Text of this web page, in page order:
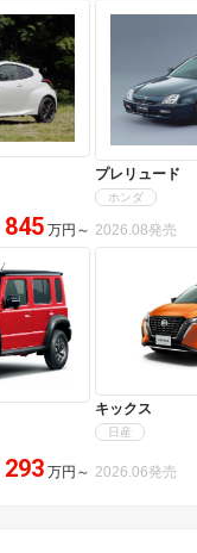
845 万円 ～
プレリュード
ホンダ
2026.08発売
293 万円 ～
キックス
日産
2026.06発売